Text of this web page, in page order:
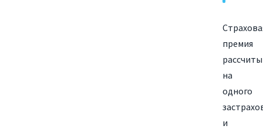
премия
на
одного
и